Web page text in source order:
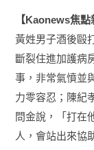
【Kaonews焦點
黃姓男子酒後毆
斷裂住進加護病
事，非常氣憤並
力零容忍；陳紀
問金說，「打在
人，會站出來協